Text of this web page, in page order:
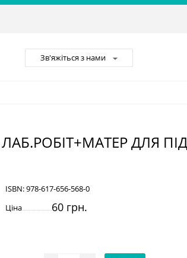
Зв'яжіться з нами
ДЛЯ
ISBN:978-617-656-568-0
Ціна
60 грн.